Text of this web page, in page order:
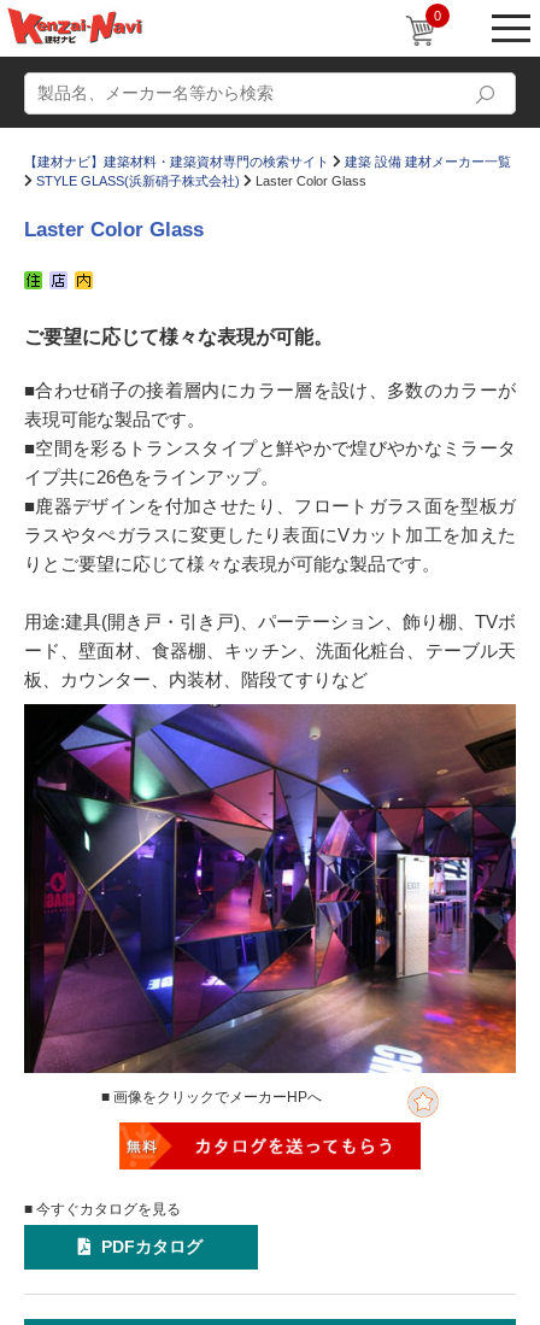
0
かたなび コラム
すまいリング 設計士インタビュー
Q＆A
お気に入り
【建材ナビ】建築材料・建築資材専門の検索サイト
建築 設備 建材メーカー一覧
STYLE GLASS(浜新硝子株式会社)
Laster Color Glass
Laster Color Glass
ご要望に応じて様々な表現が可能。
■合わせ硝子の接着層内にカラー層を設け、多数のカラーが
表現可能な製品です。
■空間を彩るトランスタイプと鮮やかで煌びやかなミラータ
イプ共に26色をラインアップ。
■鹿器デザインを付加させたり、フロートガラス面を型板ガ
ラスやタぺガラスに変更したり表面にVカット加工を加えた
りとご要望に応じて様々な表現が可能な製品です。
用途:建具(開き戸・引き戸)、パーテーション、飾り棚、TVボ
ード、壁面材、食器棚、キッチン、洗面化粧台、テーブル天
板、カウンター、内装材、階段てすりなど
■ 画像をクリックでメーカーHPへ
■ 今すぐカタログを見る
PDFカタログ